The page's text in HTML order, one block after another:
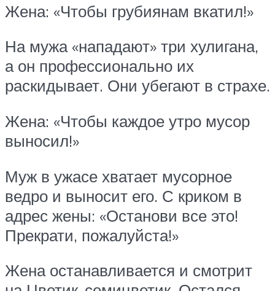
Жена: «Чтобы грубиянам вкатил!»
На мужа «нападают» три хулигана,
а он профессионально их
раскидывает. Они убегают в страхе.
Жена: «Чтобы каждое утро мусор
выносил!»
Муж в ужасе хватает мусорное
ведро и выносит его. С криком в
адрес жены: «Останови все это!
Прекрати, пожалуйста!»
Жена останавливается и смотрит